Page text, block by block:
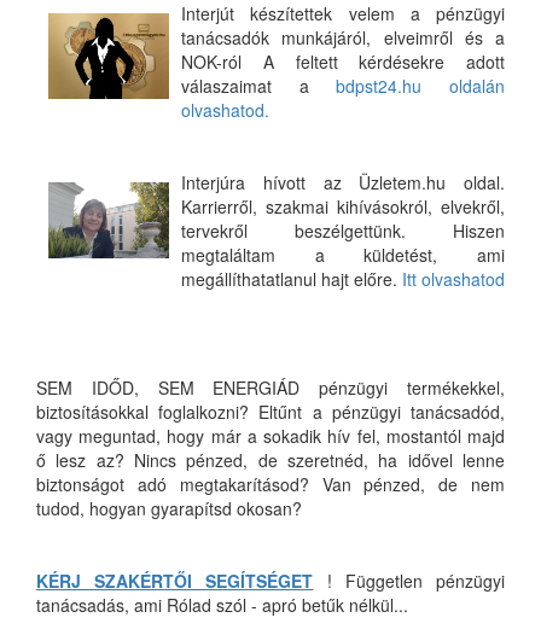
Interjút készítettek velem a pénzügyi
tanácsadók munkájáról, elveimről és a
NOK-ról A feltett kérdésekre adott
válaszaimat abdpst24.hu oldalán
olvashatod.
Interjúra hívott az Üzletem.hu oldal.
Karrierről, szakmai kihívásokról, elvekről,
tervekről beszélgettünk. Hiszen
megtaláltam a küldetést, ami
megállíthatatlanul hajt előre. Itt olvashatod
SEM IDŐD, SEM ENERGIÁD pénzügyi termékekkel,
biztosításokkal foglalkozni? Eltűnt a pénzügyi tanácsadód,
vagy meguntad, hogy már a sokadik hív fel, mostantól majd
ő lesz az? Nincs pénzed, de szeretnéd, ha idővel lenne
biztonságot adó megtakarításod? Van pénzed, de nem
tudod, hogyan gyarapítsd okosan?
KÉRJ SZAKÉRTŐI SEGÍTSÉGET ! Független pénzügyi
tanácsadás, ami Rólad szól - apró betűk nélkül...